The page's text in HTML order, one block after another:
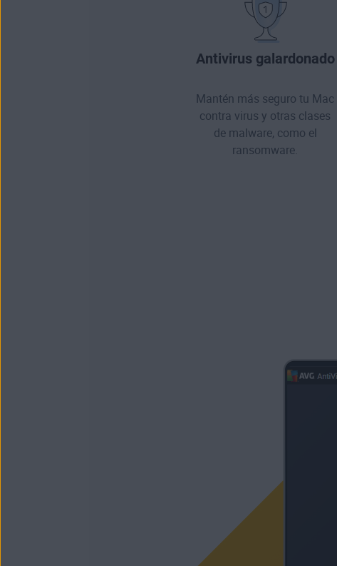
Antivirus galardonado
Mantén más seguro tu Mac
contra virus y otras clases
de malware, como el
ransomware.